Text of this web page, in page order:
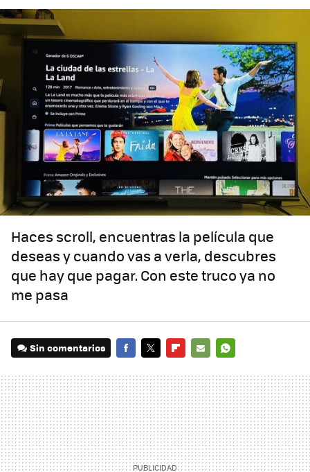
Haces scroll, encuentras la película que
deseas y cuando vas a verla, descubres
que hay que pagar. Con este truco ya no
me pasa
Sin comentarios
MAIL